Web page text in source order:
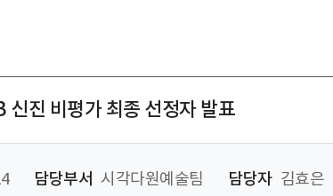
진 비평가 최종 선정자 발표
담당부서 시각다원예술팀 담당자 김효은